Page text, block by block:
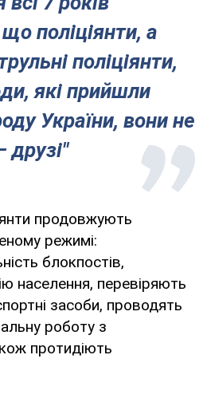
поліціянти, а
поліціянти,
які прийшли
України, вони не
друзі"
продовжують
режимі:
блокпостів,
населення, перевіряють
засоби, проводять
роботу з
протидіють